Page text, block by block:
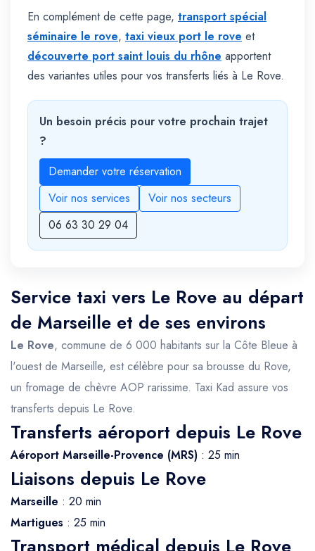
En complément de cette page, transport spécial
séminaire le rove, taxi vieux port le rove et
découverte port saint louis du rhône apportent
des variantes utiles pour vos transferts liés à Le Rove.
Un besoin précis pour votre prochain trajet
?
Demander votre réservation
Voir nos services
Voir nos secteurs
06 63 30 29 04
Service taxi vers Le Rove au départ
de Marseille et de ses environs
Le Rove, commune de 6 000 habitants sur la Côte Bleue à
l'ouest de Marseille, est célèbre pour sa brousse du Rove,
un fromage de chèvre AOP rarissime. Taxi Kad assure vos
transferts depuis Le Rove.
Transferts aéroport depuis Le Rove
Aéroport Marseille-Provence (MRS) : 25 min
Liaisons depuis Le Rove
Marseille : 20 min
Martigues : 25 min